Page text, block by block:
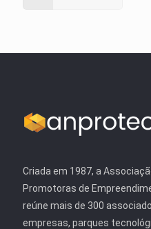
Criada em 1987, a
Promotoras de
reúne mais de 300
empresas, parques